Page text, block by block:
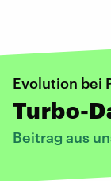
Evolution bei
Turbo-
Beitrag aus